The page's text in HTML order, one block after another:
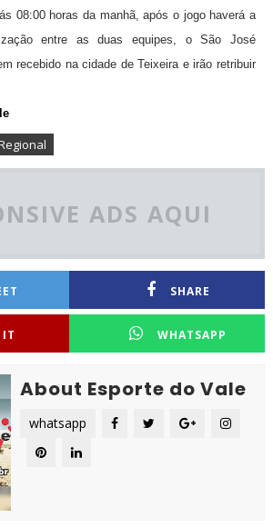
08:00 horas da manhã, após o jogo haverá a
entre as duas equipes, o São José
recebido na cidade de Teixeira e irão retribuir
ADS AQUI
SHARE
WHATSAPP
About Esporte do Vale
whatsapp